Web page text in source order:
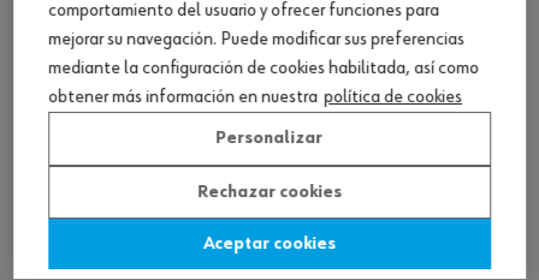
comportamiento del usuario y ofrecer funciones para
mejorar su navegación. Puede modificar sus preferencias
mediante la configuración de cookies habilitada, así como
obtener más información en nuestra política de cookies
Personalizar
Rechazar cookies
Aceptar cookies